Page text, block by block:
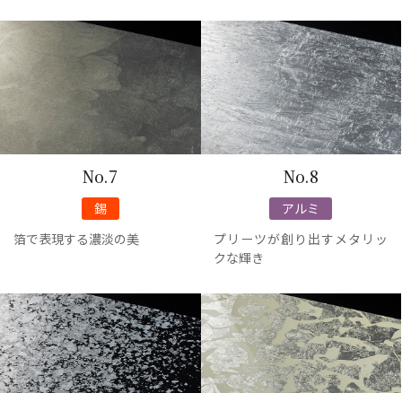
No.7
錫
箔で表現する濃淡の美
No.8
アルミ
プリーツが創り出すメタリッ
クな輝き